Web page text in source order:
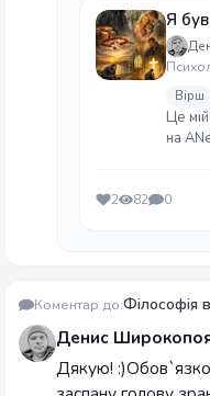
Я
Вірш
Це
на
2 82 0
Коментар до:Філософія
Денис
Дякую!